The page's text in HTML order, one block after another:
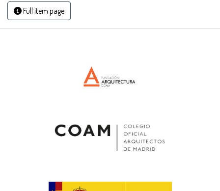
Full item page